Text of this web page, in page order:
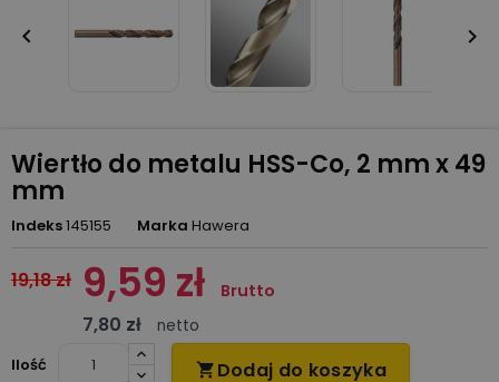
 
Wiertło do metalu HSS-Co, 2 mm x 49
mm
Indeks145155 Marka Hawera
19,18 zł 9,59 zł Brutto
7,80 zł
netto
Ilość
 Dodaj do koszyka